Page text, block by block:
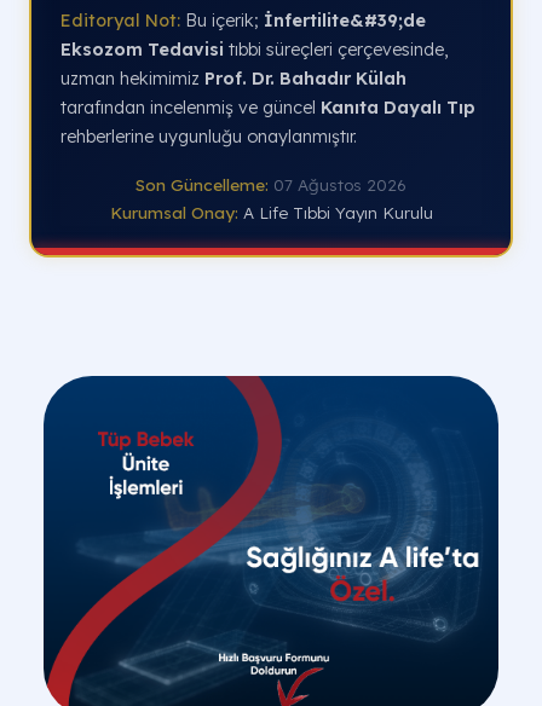
Editoryal Not: Bu içerik; İnfertilite&#39;de
Eksozom Tedavisi tıbbi süreçleri çerçevesinde,
uzman hekimimiz Prof. Dr. Bahadır Külah
tarafından incelenmiş ve güncel Kanıta Dayalı Tıp
rehberlerine uygunluğu onaylanmıştır.
Son Güncelleme: 07 Ağustos 2026
Kurumsal Onay: A Life Tıbbi Yayın Kurulu